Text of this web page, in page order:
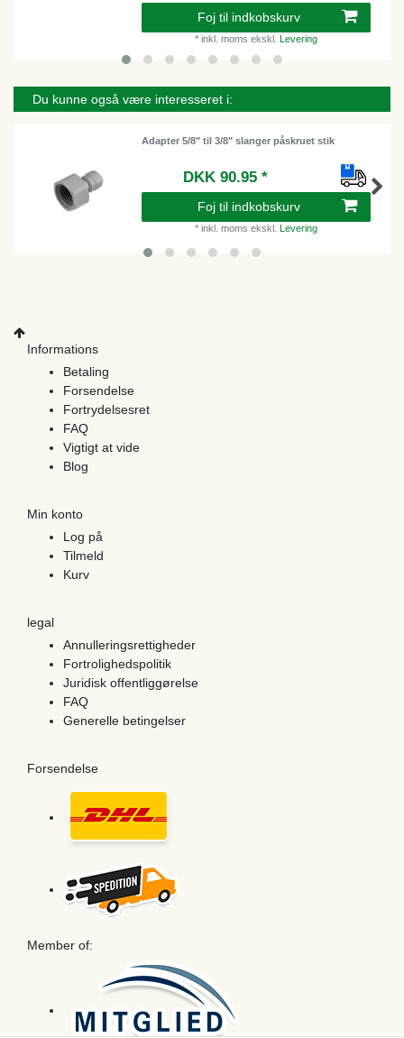
Foj til indkobskurv
* inkl. moms ekskl. Levering
Du kunne også være interesseret i:
Adapter 5/8" til 3/8" slanger påskruet stik
DKK 90.95 *
Foj til indkobskurv
* inkl. moms ekskl. Levering
Informations
Betaling
Forsendelse
Fortrydelsesret
FAQ
Vigtigt at vide
Blog
Min konto
Log på
Tilmeld
Kurv
legal
Annulleringsrettigheder
Fortrolighedspolitik
Juridisk offentliggørelse
FAQ
Generelle betingelser
Forsendelse
Member of: